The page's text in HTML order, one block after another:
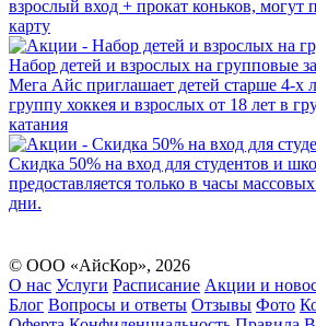
взрослый вход + прокат коньков, могут
карту
Набор детей и взрослых на групповые
Мега Айс приглашает детей старше 4-х
группу хоккея и взрослых от 18 лет в
катания
Скидка 50% на вход для студентов и
предоставляется только в часы
дни.
© ООО «АйсКор», 2026
О нас Услуги Расписание Акции и
Блог Вопросы и ответы Отзывы Фото